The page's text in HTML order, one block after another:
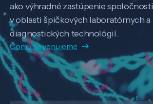
ako výhradné zastúpenie spoločnosti
v oblasti špičkových laboratórnych a
diagnostických technológií.
Čomu sa venujeme